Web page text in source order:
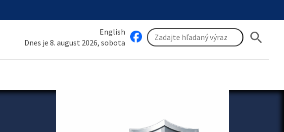
English
Dnes je 8. august 2026, sobota
search